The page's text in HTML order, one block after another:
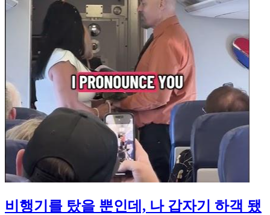
비행기를 탔을 뿐인데, 나 갑자기 하객 됐